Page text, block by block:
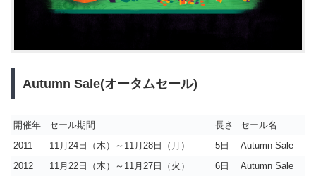
Autumn Sale(オータムセール)
開催年 セール期間 長さ
セール名
2011
11月24日（木）～11月28日（月） 5日
Autumn Sale
2012
11月22日（木）～11月27日（火） 6日
Autumn Sale